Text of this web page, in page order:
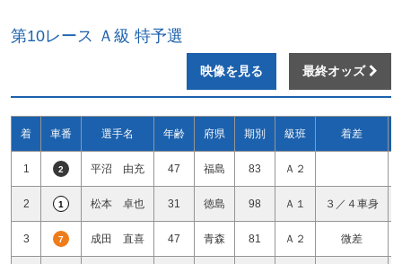
第10レース Ａ級 特予選
映像を見る 最終オッズ
着 車番 選手名 年齢 府県 期別 級班 着差
1 2 平沼 由充 47 福島 83 Ａ２
2 1 松本 卓也 31 徳島 98 Ａ１ ３／４車身
3 7 成田 直喜 47 青森 81 Ａ２ 微差